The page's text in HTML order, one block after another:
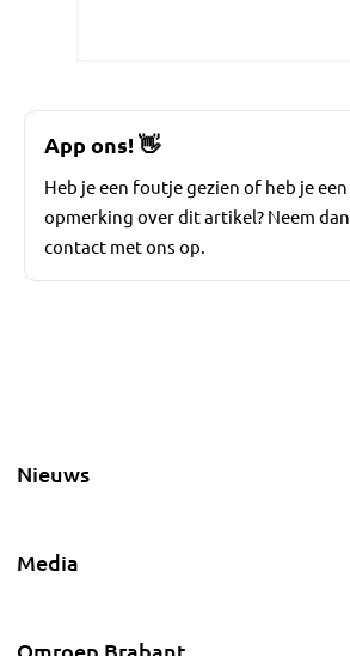
App ons!👋
Heb je een foutje gezien of heb je een
opmerking over dit artikel? Neem dan
contact met ons op.
Nieuws
Media